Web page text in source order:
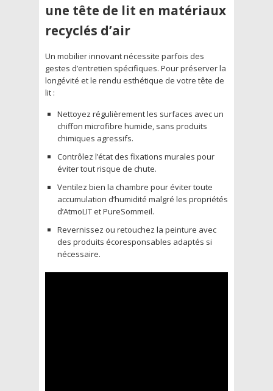
une tête de lit en matériaux
recyclés d’air
Un mobilier innovant nécessite parfois des
gestes d’entretien spécifiques. Pour préserver la
longévité et le rendu esthétique de votre tête de
lit :
Nettoyez régulièrement les surfaces avec un
chiffon microfibre humide, sans produits
chimiques agressifs.
Contrôlez l’état des fixations murales pour
éviter tout risque de chute.
Ventilez bien la chambre pour éviter toute
accumulation d’humidité malgré les propriétés
d’AtmoLIT et PureSommeil.
Revernissez ou retouchez la peinture avec
des produits écoresponsables adaptés si
nécessaire.